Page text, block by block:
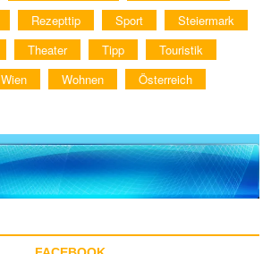
Rezepttip Sport
Steiermark
Theater Tipp
Touristik
Wien Wohnen Österreich